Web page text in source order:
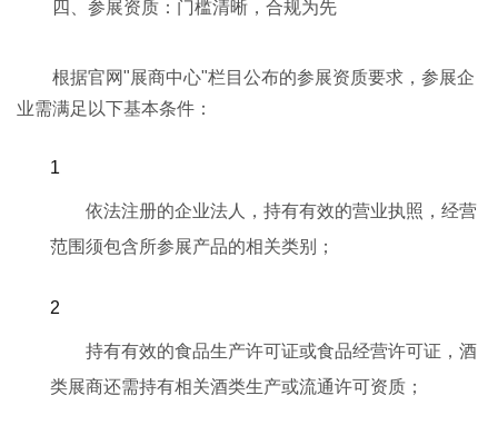
四、参展资质：门槛清晰，合规为先
根据官网"展商中心"栏目公布的参展资质要求，参展企
业需满足以下基本条件：
依法注册的企业法人，持有有效的营业执照，经营
范围须包含所参展产品的相关类别；
持有有效的食品生产许可证或食品经营许可证，酒
类展商还需持有相关酒类生产或流通许可资质；